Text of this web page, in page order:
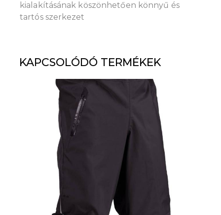
kialakításának köszönhetően könnyű és
tartós szerkezet
KAPCSOLÓDÓ TERMÉKEK